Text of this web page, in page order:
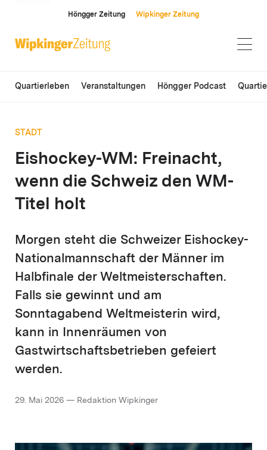
Höngger Zeitung Wipkinger Zeitung
Quartierleben Veranstaltungen Höngger Podcast
STADT
Eishockey-WM: Freinacht,
wenn die Schweiz den WM-
Titel holt
Morgen steht die Schweizer Eishockey-
Nationalmannschaft der Männer im
Halbfinale der Weltmeisterschaften.
Falls sie gewinnt und am
Sonntagabend Weltmeisterin wird,
kann in Innenräumen von
Gastwirtschaftsbetrieben gefeiert
werden.
29. Mai 2026 — Redaktion Wipkinger